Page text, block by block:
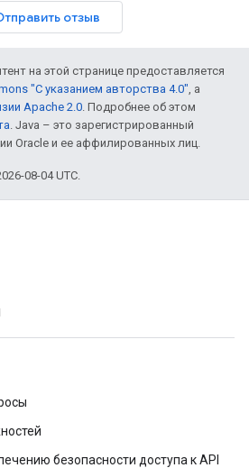
отзыв
на этой странице предоставляется
"С указанием авторства 4.0", а
Apache 2.0. Подробнее об этом
. Java – это зарегистрированный
Oracle и ее аффилированных лиц.
08-04 UTC.
безопасности доступа к API